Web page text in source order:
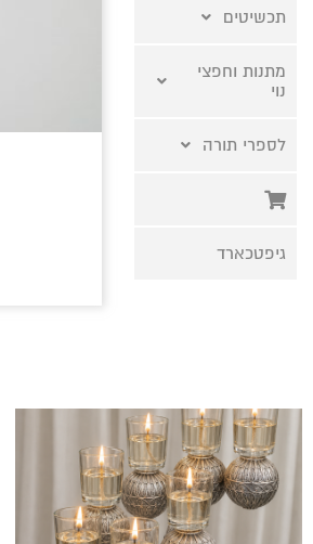
תכשיטים
מתנות וחפצי
נוי
לספרי תורה
גיפטכארד